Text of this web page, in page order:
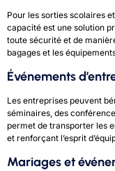
Pour les sorties scolaires
capacité est une solution
toute sécurité et de
bagages et les
Événements
Les entreprises peuvent
séminaires, des
permet de transporter les
et renforçant l’esprit
Mariages et